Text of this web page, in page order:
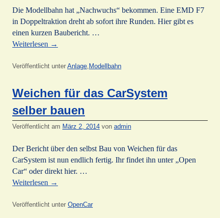
Die Modellbahn hat „Nachwuchs“ bekommen. Eine EMD F7
in Doppeltraktion dreht ab sofort ihre Runden. Hier gibt es
einen kurzen Baubericht. …
Weiterlesen →
Veröffentlicht unter Anlage, Modellbahn
Weichen für das CarSystem
selber bauen
Veröffentlicht am März 2, 2014 von admin
Der Bericht über den selbst Bau von Weichen für das
CarSystem ist nun endlich fertig. Ihr findet ihn unter „Open
Car“ oder direkt hier. …
Weiterlesen →
Veröffentlicht unter OpenCar